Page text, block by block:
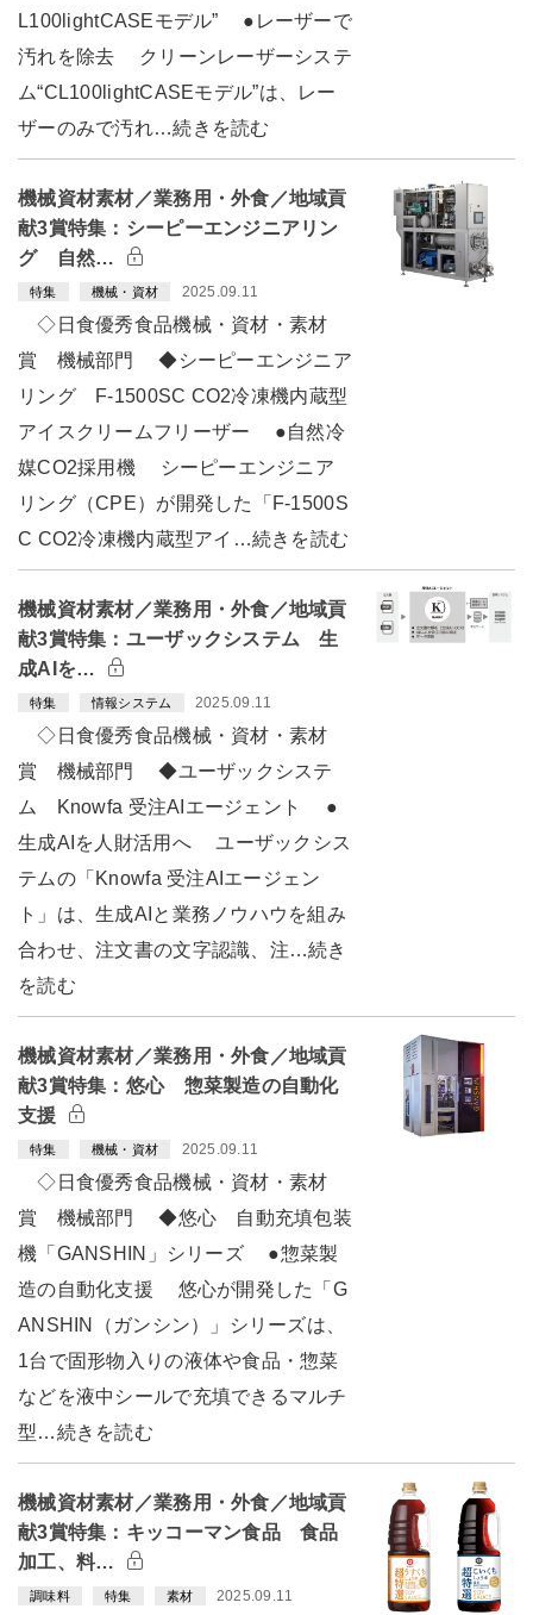
L100lightCASEモデル” ●レーザーで
汚れを除去 クリーンレーザーシステ
ム“CL100lightCASEモデル”は、レー
ザーのみで汚れ…続きを読む
機械資材素材／業務用・外食／地域貢
献3賞特集：シーピーエンジニアリン
グ 自然…
特集 機械・資材 2025.09.11
◇日食優秀食品機械・資材・素材
賞 機械部門 ◆シーピーエンジニア
リング F-1500SC CO2冷凍機内蔵型
アイスクリームフリーザー ●自然冷
媒CO2採用機 シーピーエンジニア
リング（CPE）が開発した「F-1500S
C CO2冷凍機内蔵型アイ…続きを読む
機械資材素材／業務用・外食／地域貢
献3賞特集：ユーザックシステム 生
成AIを…
特集 情報システム 2025.09.11
◇日食優秀食品機械・資材・素材
賞 機械部門 ◆ユーザックシステ
ム Knowfa 受注AIエージェント ●
生成AIを人財活用へ ユーザックシス
テムの「Knowfa 受注AIエージェン
ト」は、生成AIと業務ノウハウを組み
合わせ、注文書の文字認識、注…続き
を読む
機械資材素材／業務用・外食／地域貢
献3賞特集：悠心 惣菜製造の自動化
支援
特集 機械・資材 2025.09.11
◇日食優秀食品機械・資材・素材
賞 機械部門 ◆悠心 自動充填包装
機「GANSHIN」シリーズ ●惣菜製
造の自動化支援 悠心が開発した「G
ANSHIN（ガンシン）」シリーズは、
1台で固形物入りの液体や食品・惣菜
などを液中シールで充填できるマルチ
型…続きを読む
機械資材素材／業務用・外食／地域貢
献3賞特集：キッコーマン食品 食品
加工、料…
調味料 特集 素材 2025.09.11